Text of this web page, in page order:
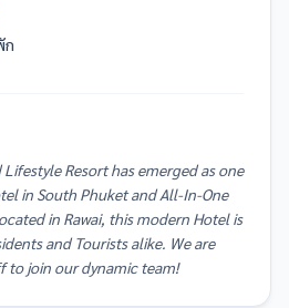
ก
Lifestyle Resort has emerged as one
in South Phuket and All-In-One
in Rawai, this modern Hotel is
and Tourists alike. We are
join our dynamic team!